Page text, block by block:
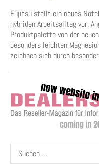
Fujitsu stellt ein neues
hybriden Arbeitsalltag vor.
Produktpalette von der
besonders leichten
zeichnen sich durch
Suchen
nach: